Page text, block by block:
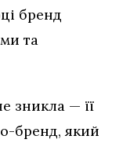
бренд
та
зникла — її
бренд, який